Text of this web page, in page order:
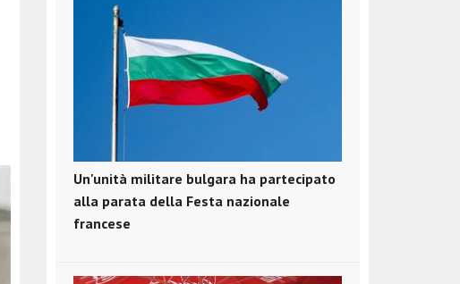
Un'unità militare bulgara ha partecipato
alla parata della Festa nazionale
francese